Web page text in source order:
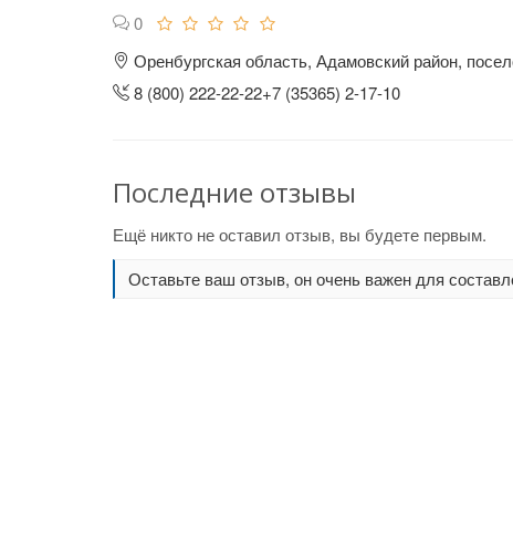
0
Оренбургская область, Адамовский район,
8 (800) 222-22-22+7 (35365) 2-17-10
Последние отзывы
Ещё никто не оставил отзыв, вы будете первым.
Оставьте ваш отзыв, он очень важен для